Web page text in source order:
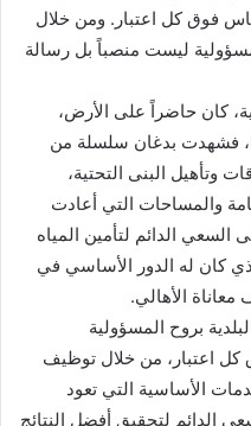
فوق كل اعتبار. ومن خلال
ليست منصباً بل رسالة
كان حاضراً على الأرض،
فشهدت بدغان سلسلة من
وتأهيل البنى التحتية،
والمساحات التي أعادت
السعي الدائم لتأمين المياه
كان له الدور الأساسي في
الأهالي.
بروح المسؤولية
كل اعتبار، من خلال توظيف
الأساسية التي تعود
الدائم لتحقيق أفضل النتائج